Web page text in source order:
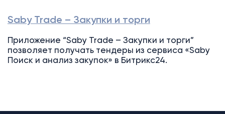
Saby Trade – Закупки и торги
Приложение “Saby Trade – Закупки и торги”
позволяет получать тендеры из сервиса «Saby
Поиск и анализ закупок» в Битрикс24.